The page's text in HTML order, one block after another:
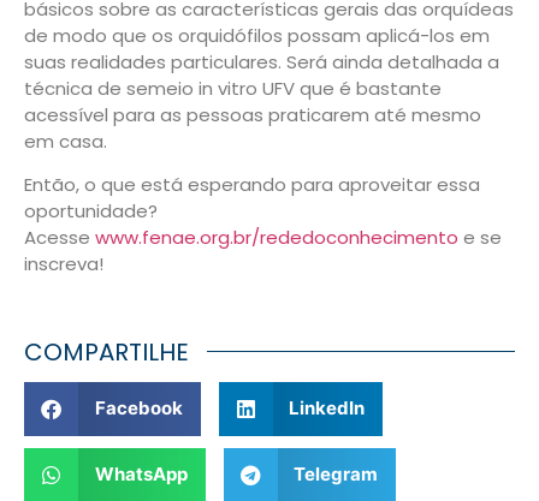
básicos sobre as características gerais das orquídeas
de modo que os orquidófilos possam aplicá-los em
suas realidades particulares. Será ainda detalhada a
técnica de semeio in vitro UFV que é bastante
acessível para as pessoas praticarem até mesmo
em casa.
Então, o que está esperando para aproveitar essa
oportunidade?
Acesse www.fenae.org.br/rededoconhecimento e se
inscreva!
COMPARTILHE
Facebook LinkedIn
WhatsApp Telegram